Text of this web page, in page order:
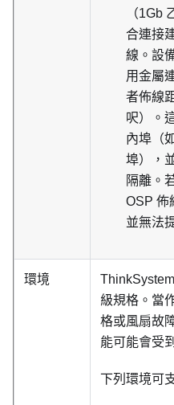
（1Gb
合連接
線。設
用金屬
者佈線
呎）。
內埠（
埠），
隔離。
OSP 佈
並無法
環境
級規格。當
格或風扇故
能可能會受
下列環境可